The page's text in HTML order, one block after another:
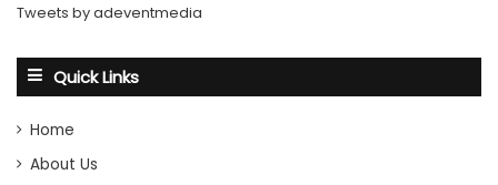
Tweets by adeventmedia
Quick Links
Home
About Us